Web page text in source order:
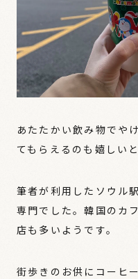
あたたかい飲み物でや
てもらえるのも嬉しいと
筆者が利用したソウル
専門でした。韓国のカ
店も多いようです。
街歩きのお供にコーヒ